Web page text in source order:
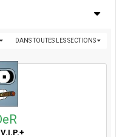
DANS TOUTES LES SECTIONS